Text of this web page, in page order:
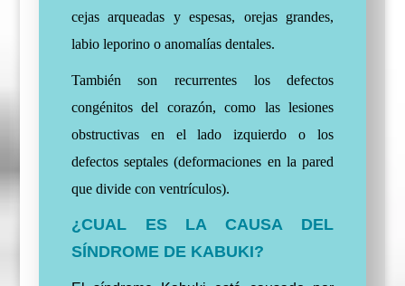
cejas arqueadas y espesas, orejas grandes,
labio leporino o anomalías dentales.
También son recurrentes los defectos
congénitos del corazón, como las lesiones
obstructivas en el lado izquierdo o los
defectos septales (deformaciones en la pared
que divide con ventrículos).
¿CUAL ES LA CAUSA DEL
SÍNDROME DE KABUKI?